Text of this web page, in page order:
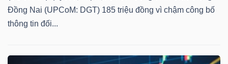
Đồng Nai (UPCoM: DGT) 185 triệu đồng vì chậm công bố
thông tin đối...